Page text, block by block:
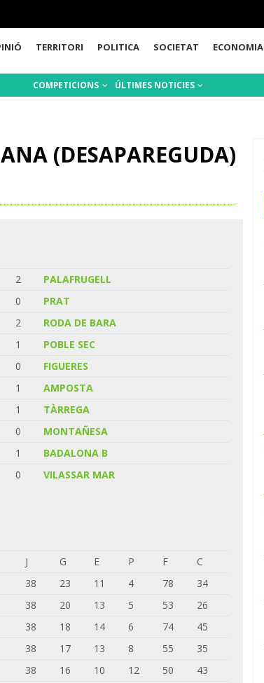
TERRITORI POLITICA SOCIETAT ECONOMIA
COMPETICIONS ÚLTIMES NOTICIES
(DESAPAREGUDA)
2
PALAFRUGELL
0
PRAT
2
RODA DE BARA
1
POBLE SEC
0
FIGUERES
1
AMPOSTA
1
TÀRREGA
0
MONTAÑESA
1
BADALONA B
0 VILASSAR MAR
J G E P F
C
38 23 11 4 78
34
38 20 13 5 53
26
38 18 14 6 74
45
38 17 13 8 55
35
38 16 10 12 50
43